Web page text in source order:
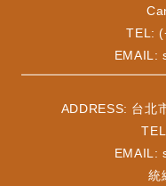
TEL:
EMAIL:
ADDRESS: 台北
EMAIL:
統